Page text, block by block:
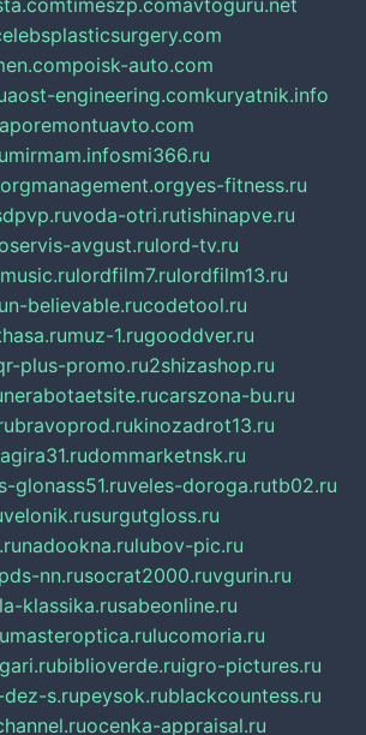
timeszp.comavtoguru.net
poisk-auto.com
ost-engineering.comkuryatnik.info
poremontuavto.com
mirmam.infosmi366.ru
orgmanagement.orgyes-fitness.ru
voda-otri.rutishinapve.ru
avgust.rulord-tv.ru
lordfilm7.rulordfilm13.ru
un-believable.rucodetool.ru
muz-1.rugooddver.ru
plus-promo.ru2shizashop.ru
nerabotaetsite.rucarszona-bu.ru
bravoprod.rukinozadrot13.ru
dommarketnsk.ru
glonass51.ruveles-doroga.rutb02.ru
velonik.rusurgutgloss.ru
nadookna.rulubov-pic.ru
pds-nn.rusocrat2000.ruvgurin.ru
klassika.rusabeonline.ru
masteroptica.rulucomoria.ru
biblioverde.ruigro-pictures.ru
dez-s.rupeysok.rublackcountess.ru
ocenka-appraisal.ru